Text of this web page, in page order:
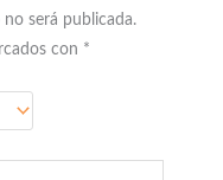
no será publicada.
con *